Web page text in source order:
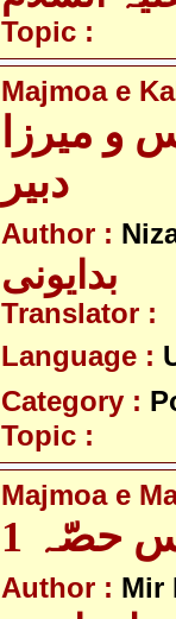
Topic :
Majmoa e
و میرزا
دبیر
Author :
بدایونی
Translator :
Language :
Category :
Topic :
Majmoa e
حصّہ 1
Author : Mir